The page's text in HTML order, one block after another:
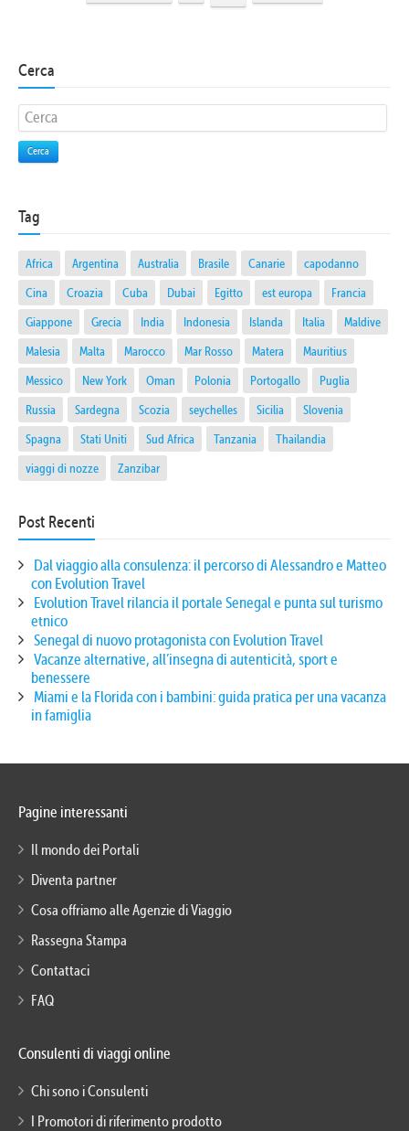
Cerca
Cerca
Tag
Africa Argentina Australia Brasile Canarie
capodanno
Cina
Croazia Cuba Dubai Egitto est europa
Francia
Giappone
Grecia India Indonesia Islanda Italia
Maldive
Malesia
Malta Marocco Mar Rosso Matera
Mauritius
Messico
New York Oman Polonia Portogallo
Puglia
Russia
Sardegna Scozia seychelles Sicilia
Slovenia
Spagna
Stati Uniti Sud Africa Tanzania
Thailandia
viaggi di nozze
Zanzibar
Post Recenti
Dal viaggio alla consulenza: il percorso di Alessandro e Matteo
con Evolution Travel
Evolution Travel rilancia il portale Senegal e punta sul turismo
etnico
Senegal di nuovo protagonista con Evolution Travel
Vacanze alternative, all’insegna di autenticità, sport e
benessere
Miami e la Florida con i bambini: guida pratica per una vacanza
in famiglia
Pagine interessanti
Il mondo dei Portali
Diventa partner
Cosa offriamo alle Agenzie di Viaggio
Rassegna Stampa
Contattaci
FAQ
Consulenti di viaggi online
Chi sono i Consulenti
I Promotori di riferimento prodotto